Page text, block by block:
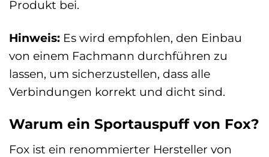
Produkt bei.
Hinweis: Es wird empfohlen, den Einbau
von einem Fachmann durchführen zu
lassen, um sicherzustellen, dass alle
Verbindungen korrekt und dicht sind.
Warum ein Sportauspuff von Fox?
Fox ist ein renommierter Hersteller von